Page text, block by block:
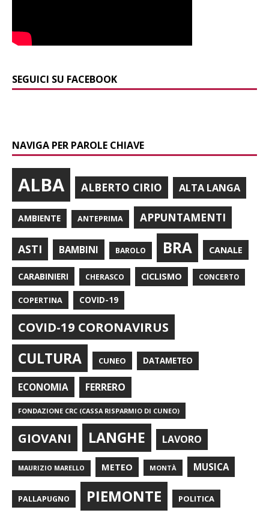
SEGUICI SU FACEBOOK
NAVIGA PER PAROLE CHIAVE
ALBA ALBERTO CIRIO ALTA LANGA
AMBIENTE ANTEPRIMA APPUNTAMENTI
ASTI BAMBINI BAROLO BRA CANALE
CARABINIERI CHERASCO CICLISMO CONCERTO
COPERTINA COVID-19
COVID-19 CORONAVIRUS
CULTURA CUNEO DATAMETEO
ECONOMIA FERRERO
FONDAZIONE CRC (CASSA RISPARMIO DI CUNEO)
GIOVANI LANGHE LAVORO
MAURIZIO MARELLO METEO MONTÀ MUSICA
PALLAPUGNO PIEMONTE POLITICA